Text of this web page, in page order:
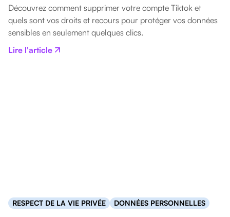
Découvrez comment supprimer votre compte Tiktok et
quels sont vos droits et recours pour protéger vos données
sensibles en seulement quelques clics.
Lire l'article
RESPECT DE LA VIE PRIVÉE DONNÉES PERSONNELLES